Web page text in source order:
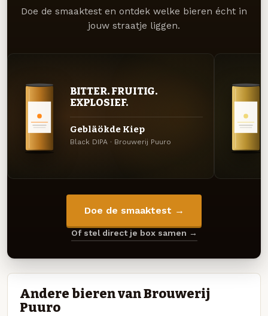
Doe de smaaktest en ontdek welke bieren écht in
jouw straatje liggen.
BITTER. FRUITIG.
EXPLOSIEF.
Gebläökde Kiep
Black DIPA · Brouwerij Puuro
Doe de smaaktest →
Of stel direct je box samen →
Andere bieren van Brouwerij
Puuro